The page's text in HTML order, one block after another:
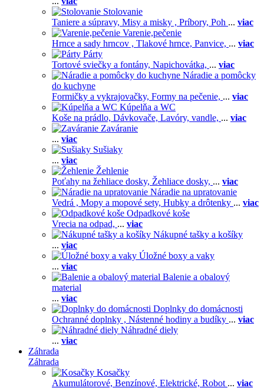
Stolovanie
Taniere a súpravy, Misy a misky , Príbory, Poh ... viac
Varenie,pečenie
Hrnce a sady hrncov , Tlakové hrnce, Panvice, ... viac
Párty
Tortové sviečky a fontány, Napichovátka, ... viac
Náradie a pomôcky
do kuchyne
Formičky a vykrajovačky, Formy na pečenie, ... viac
Kúpelňa a WC
Koše na prádlo, Dávkovače, Lavóry, vandle, ... viac
Zaváranie
... viac
Sušiaky
... viac
Žehlenie
Poťahy na žehliace dosky, Žehliace dosky, ... viac
Náradie na upratovanie
Vedrá , Mopy a mopové sety, Hubky a drôtenky ... viac
Odpadkové koše
Vrecia na odpad, ... viac
Nákupné tašky a košíky
... viac
Úložné boxy a vaky
... viac
Balenie a obalový
material
... viac
Doplnky do domácnosti
Ochranné doplnky , Nástenné hodiny a budíky ... viac
Náhradné diely
... viac
Záhrada
Záhrada
Kosačky
Akumulátorové, Benzínové, Elektrické, Robot ... viac